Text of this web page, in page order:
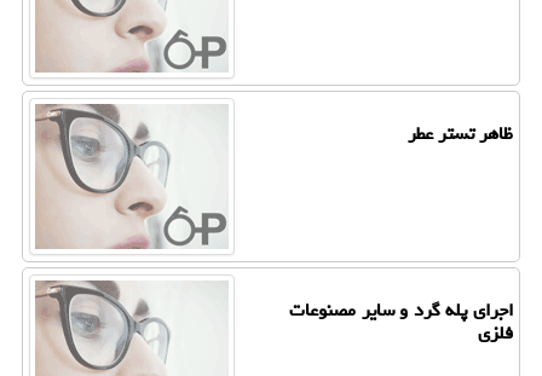
ظاهر تستر عطر
اجرای پله گرد و سایر مصنوعات
فلزی